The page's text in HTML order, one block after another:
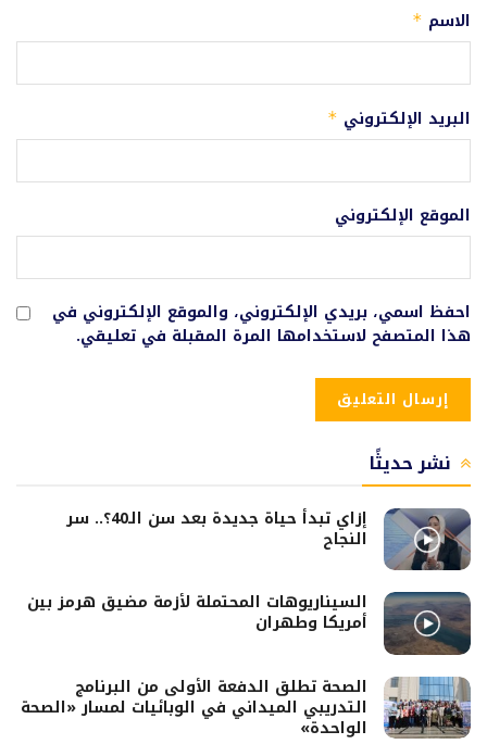
الاسم *
البريد الإلكتروني *
الموقع الإلكتروني
احفظ اسمي، بريدي الإلكتروني، والموقع الإلكتروني في
هذا المتصفح لاستخدامها المرة المقبلة في تعليقي.
نشر حديثًا
إزاي تبدأ حياة جديدة بعد سن الـ40؟.. سر
النجاح
السيناريوهات المحتملة لأزمة مضيق هرمز بين
أمريكا وطهران
الصحة تطلق الدفعة الأولى من البرنامج
التدريبي الميداني في الوبائيات لمسار «الصحة
الواحدة»